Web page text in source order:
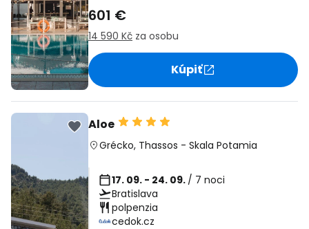
601 €
14 590 Kč za osobu
Kúpiť
Aloe
Grécko, Thassos - Skala Potamia
17. 09. - 24. 09. / 7 noci
Bratislava
polpenzia
cedok.cz